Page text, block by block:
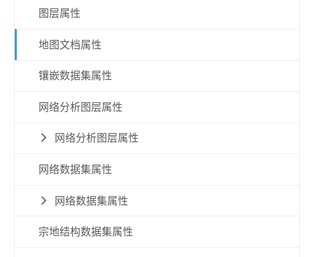
图层属性
地图文档属性
镶嵌数据集属性
网络分析图层属性
网络分析图层属性
网络数据集属性
网络数据集属性
宗地结构数据集属性